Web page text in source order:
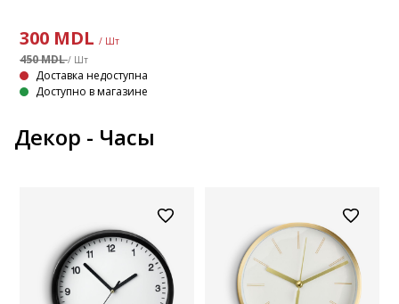
300 MDL / Шт
450 MDL/ Шт
Доставка недоступна
Доступно в магазине
Декор - Часы